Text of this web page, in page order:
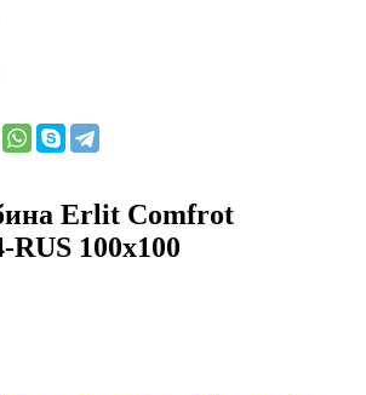
Erlit Comfrot
100х100